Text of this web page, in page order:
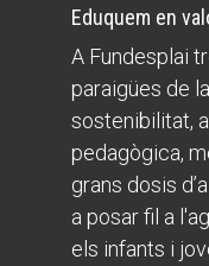
Eduquem en
A Fundesplai
paraigües de
sostenibilitat,
pedagògica,
grans dosis
a posar fil a
els infants i